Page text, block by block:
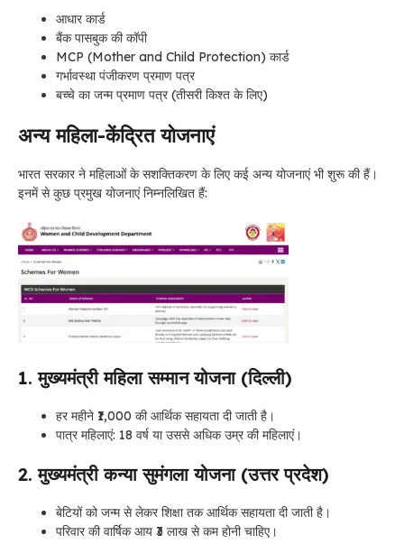
आधार कार्ड
बैंक पासबुक की कॉपी
MCP (Mother and Child Protection) कार्ड
गर्भावस्था पंजीकरण प्रमाण पत्र
बच्चे का जन्म प्रमाण पत्र (तीसरी किश्त के लिए)
अन्य महिला-केंद्रित योजनाएं
भारत सरकार ने महिलाओं के सशक्तिकरण के लिए कई अन्य योजनाएं भी शुरू की हैं।
इनमें से कुछ प्रमुख योजनाएं निम्नलिखित हैं:
1. मुख्यमंत्री महिला सम्मान योजना (दिल्ली)
हर महीने ₹1,000 की आर्थिक सहायता दी जाती है।
पात्र महिलाएं: 18 वर्ष या उससे अधिक उम्र की महिलाएं।
2. मुख्यमंत्री कन्या सुमंगला योजना (उत्तर प्रदेश)
बेटियों को जन्म से लेकर शिक्षा तक आर्थिक सहायता दी जाती है।
परिवार की वार्षिक आय ₹3 लाख से कम होनी चाहिए।